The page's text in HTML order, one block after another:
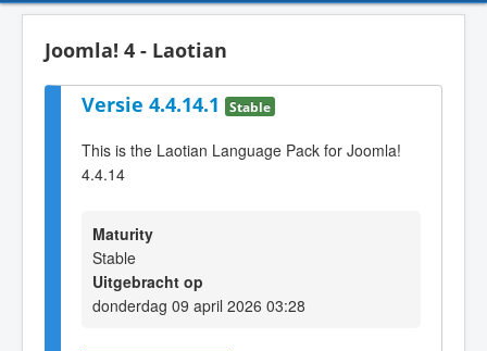
Joomla! 4 - Laotian
Versie 4.4.14.1 Stable
This is the Laotian Language Pack for Joomla!
4.4.14
Maturity
Stable
Uitgebracht op
donderdag 09 april 2026 03:28